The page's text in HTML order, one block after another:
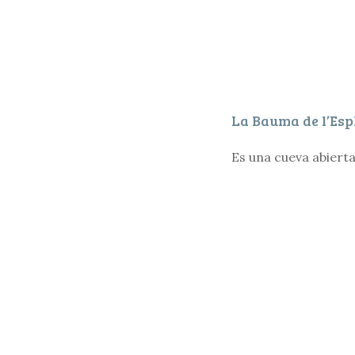
La Bauma de
Es una cueva